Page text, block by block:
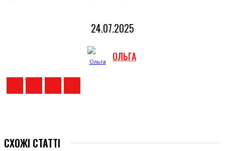
24.07.2025
ОЛЬГА
СХОЖІ СТАТТІ